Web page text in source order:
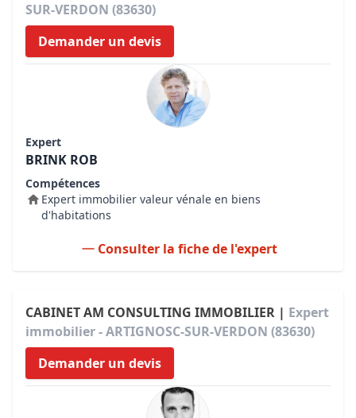
SUR-VERDON (83630)
Demander un devis
Expert
BRINK ROB
Compétences
Expert immobilier valeur vénale en biens
d'habitations
Consulter la fiche de l'expert
CABINET AM CONSULTING IMMOBILIER | Expert
immobilier - ARTIGNOSC-SUR-VERDON (83630)
Demander un devis